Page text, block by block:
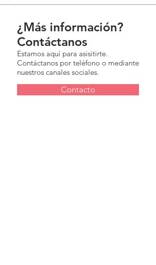
¿Más información?
Contáctanos
Estamos aquí para asisitirte.
Contáctanos por teléfono o mediante
nuestros canales sociales.
Contacto